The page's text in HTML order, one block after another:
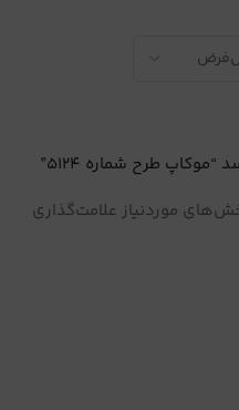
طرح شماره 5124”
موردنیاز علامت‌گذاری